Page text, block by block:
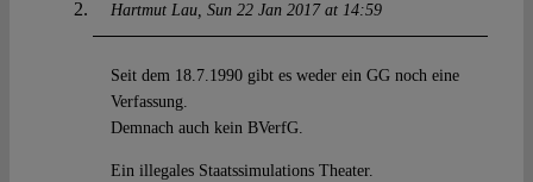
Hartmut Lau Sun 22 Jan 2017 at 14:59
Seit dem 18.7.1990 gibt es weder ein GG noch eine
Verfassung.
Demnach auch kein BVerfG.
Ein illegales Staatssimulations Theater.